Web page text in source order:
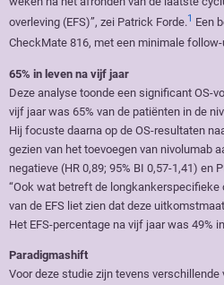
overleving (EFS)”, zei Patrick Forde.1 Een
CheckMate 816, met een minimale follow-
65% in leven na vijf jaar
Deze analyse toonde een significant OS-
vijf jaar was 65% van de patiënten in de
Hij focuste daarna op de OS-resultaten
gezien van het toevoegen van nivolumab
negatieve (HR 0,89; 95% BI 0,57-1,41) en
“Ook wat betreft de longkankerspecifieke
van de EFS liet zien dat deze
Het EFS-percentage na vijf jaar was 49%
Paradigmashift
Voor deze studie zijn tevens